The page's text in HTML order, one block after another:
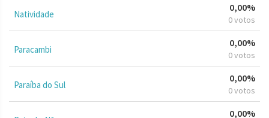
Natividade
0,00%
0 votos
Paracambi
0,00%
0 votos
Paraíba do Sul
0,00%
0 votos
0,00%